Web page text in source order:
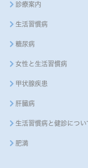
診療案内
生活習慣病
糖尿病
女性と生活習慣病
甲状腺疾患
肝臓病
生活習慣病と健診につい
肥満